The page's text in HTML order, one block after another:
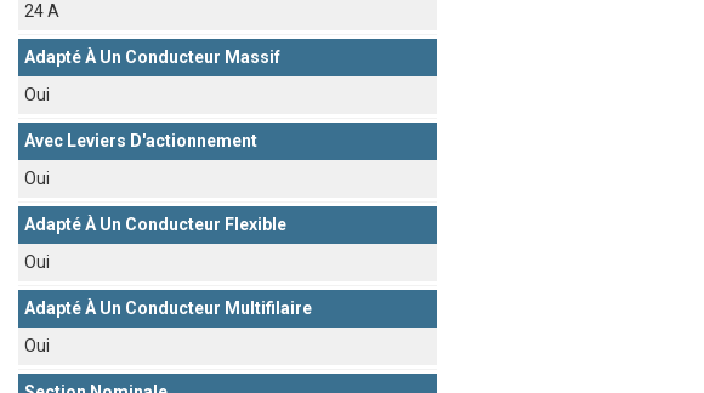
24 A
Adapté À Un Conducteur Massif
Oui
Avec Leviers D'actionnement
Oui
Adapté À Un Conducteur Flexible
Oui
Adapté À Un Conducteur Multifilaire
Oui